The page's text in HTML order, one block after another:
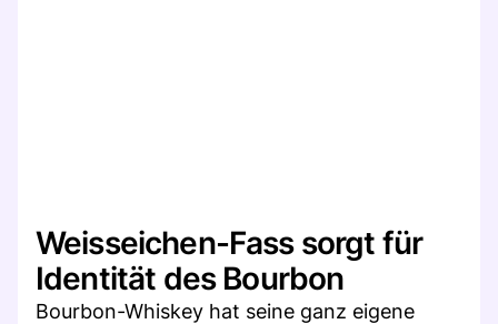
Weisseichen-Fass sorgt für
Identität des Bourbon
Bourbon-Whiskey hat seine ganz eigene